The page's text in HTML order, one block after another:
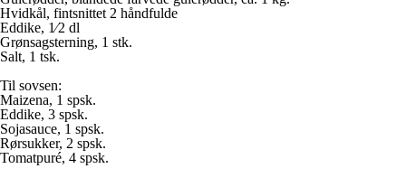
Hvidkål, fintsnittet 2 håndfulde
Eddike, 1⁄2 dl
Grønsagsterning, 1 stk.
Salt, 1 tsk.
Til sovsen:
Maizena, 1 spsk.
Eddike, 3 spsk.
Sojasauce, 1 spsk.
Rørsukker, 2 spsk.
Tomatpuré, 4 spsk.